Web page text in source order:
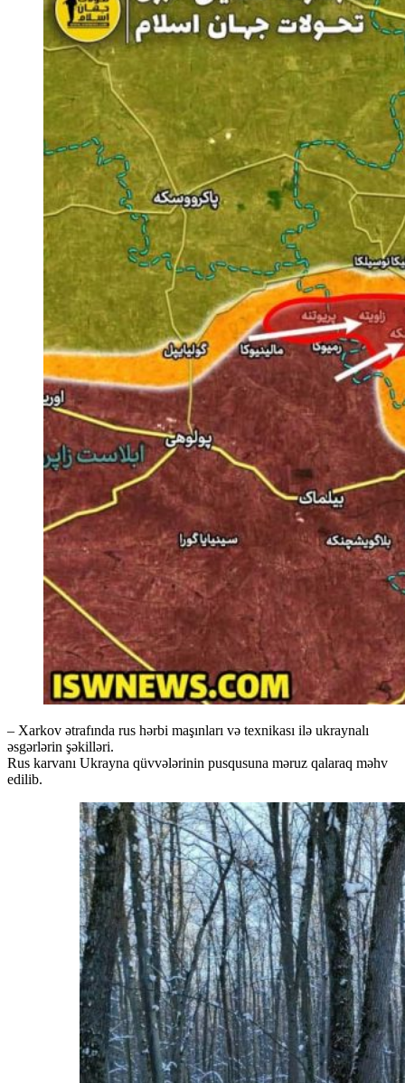
– Xarkov ətrafında rus hərbi maşınları və texnikası ilə ukraynalı
əsgərlərin şəkilləri.
Rus karvanı Ukrayna qüvvələrinin pusqusuna məruz qalaraq məhv
edilib.